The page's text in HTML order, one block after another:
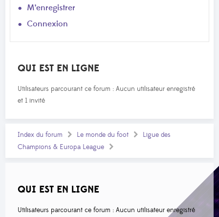
M’enregistrer
Connexion
QUI EST EN LIGNE
Utilisateurs parcourant ce forum : Aucun utilisateur enregistré
et 1 invité
Index du forum Le monde du foot
Ligue des
Champions & Europa League
QUI EST EN LIGNE
Utilisateurs parcourant ce forum : Aucun utilisateur enregistré